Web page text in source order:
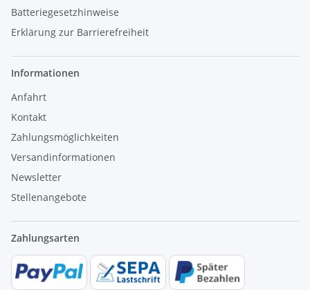
Batteriegesetzhinweise
Erklärung zur Barrierefreiheit
Informationen
Anfahrt
Kontakt
Zahlungsmöglichkeiten
Versandinformationen
Newsletter
Stellenangebote
Zahlungsarten